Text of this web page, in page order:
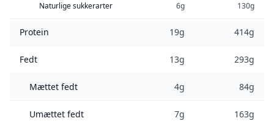
Naturlige sukkerarter 6g 130g
Protein 19g 414g
Fedt 13g 293g
Mættet fedt 4g 84g
Umættet fedt 7g 163g